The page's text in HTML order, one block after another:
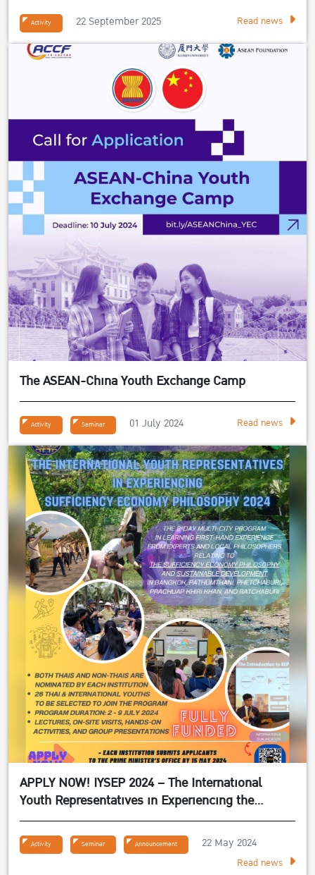
เศรษฐศาสตร์
Activity 22 September 2025 Read news
The ASEAN-China Youth Exchange Camp
Activity Seminar 01 July 2024 Read news
APPLY NOW! IYSEP 2024 – The International
Youth Representatives in Experiencing the
Sufficiency Economy Philosophy 2024
Activity Seminar Announcement 22 May 2024
Read news